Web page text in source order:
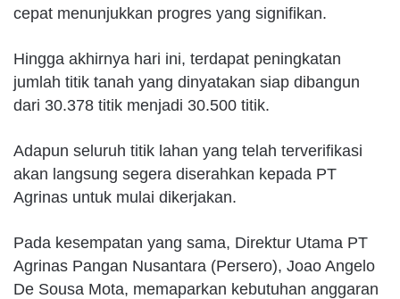
cepat menunjukkan progres yang signifikan.
Hingga akhirnya hari ini, terdapat peningkatan
jumlah titik tanah yang dinyatakan siap dibangun
dari 30.378 titik menjadi 30.500 titik.
Adapun seluruh titik lahan yang telah terverifikasi
akan langsung segera diserahkan kepada PT
Agrinas untuk mulai dikerjakan.
Pada kesempatan yang sama, Direktur Utama PT
Agrinas Pangan Nusantara (Persero), Joao Angelo
De Sousa Mota, memaparkan kebutuhan anggaran